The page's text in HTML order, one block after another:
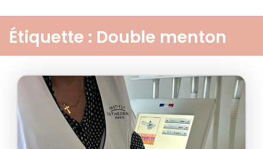
Étiquette : Double menton